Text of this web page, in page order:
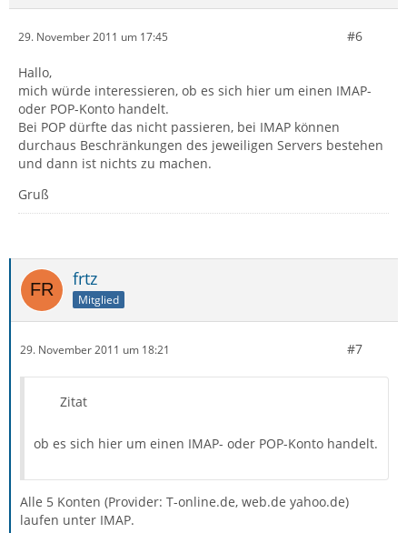
29. November 2011 um 17:45 #6
Hallo,
mich würde interessieren, ob es sich hier um einen IMAP-
oder POP-Konto handelt.
Bei POP dürfte das nicht passieren, bei IMAP können
durchaus Beschränkungen des jeweiligen Servers bestehen
und dann ist nichts zu machen.
Gruß
frtz
Mitglied
29. November 2011 um 18:21 #7
Zitat
ob es sich hier um einen IMAP- oder POP-Konto handelt.
Alle 5 Konten (Provider: T-online.de, web.de yahoo.de)
laufen unter IMAP.